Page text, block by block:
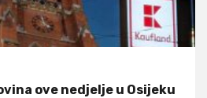
ove nedjelje u Osijeku